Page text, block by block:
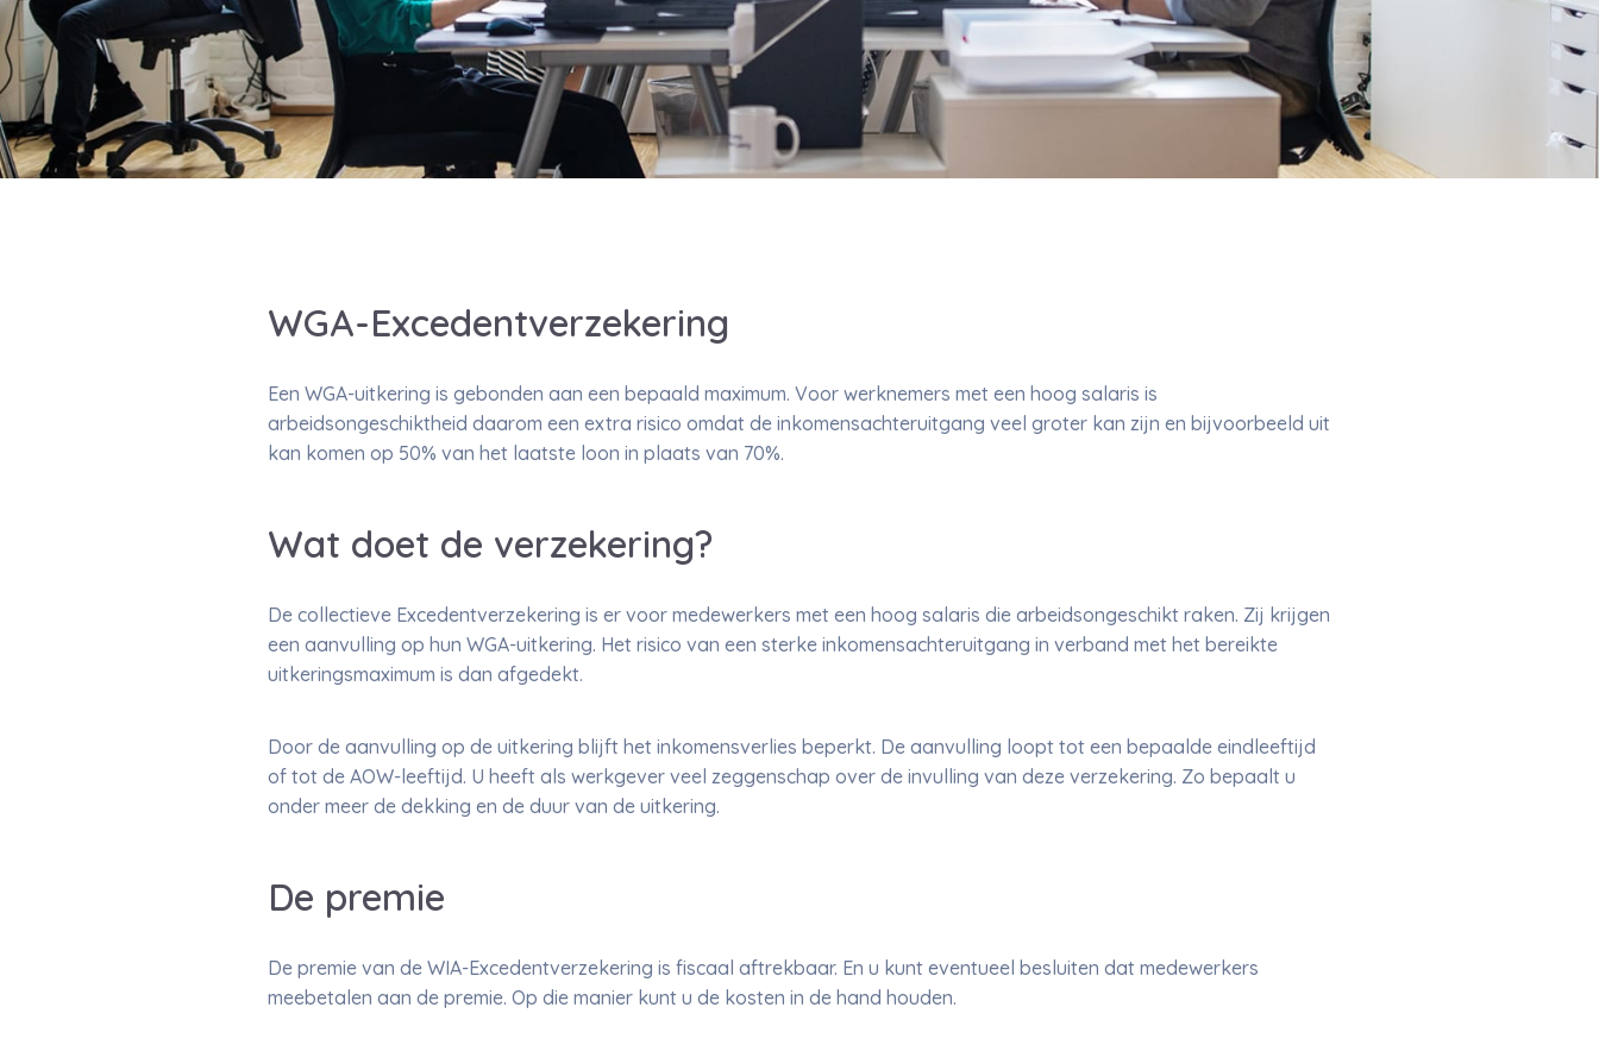
WGA-Excedentverzekering
Een WGA-uitkering is gebonden aan een bepaald maximum. Voor werknemers met een hoog salaris is
arbeidsongeschiktheid daarom een extra risico omdat de inkomensachteruitgang veel groter kan zijn en bijvoorbeeld uit
kan komen op 50% van het laatste loon in plaats van 70%.
Wat doet de verzekering?
De collectieve Excedentverzekering is er voor medewerkers met een hoog salaris die arbeidsongeschikt raken. Zij krijgen
een aanvulling op hun WGA-uitkering. Het risico van een sterke inkomensachteruitgang in verband met het bereikte
uitkeringsmaximum is dan afgedekt.
Door de aanvulling op de uitkering blijft het inkomensverlies beperkt. De aanvulling loopt tot een bepaalde eindleeftijd
of tot de AOW-leeftijd. U heeft als werkgever veel zeggenschap over de invulling van deze verzekering. Zo bepaalt u
onder meer de dekking en de duur van de uitkering.
De premie
De premie van de WIA-Excedentverzekering is fiscaal aftrekbaar. En u kunt eventueel besluiten dat medewerkers
meebetalen aan de premie. Op die manier kunt u de kosten in de hand houden.